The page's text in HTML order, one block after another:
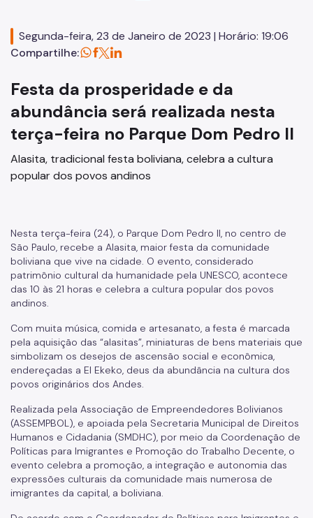
Egressos e Familiares
Imigrantes e Trabalho Decente
Juventude
LGBTI+
Mulheres
Pessoas Desaparecidas
Políticas sobre Drogas
População em Situação de Rua
Povos Indígenas
Promoção e Defesa dos Direitos Humanos
Prêmios
Parcerias
Fundos Vinculados
Fundo de Abastecimento Alimentar de São Paulo - FAASP
Fundo Municipal de Combate à Fome - FUMCAF
Segunda-feira, 23 de Janeiro de 2023 | Horário: 19:06
Compartilhe:
Festa da prosperidade e da
abundância será realizada nesta
terça-feira no Parque Dom Pedro II
Alasita, tradicional festa boliviana, celebra a cultura
popular dos povos andinos
Nesta terça-feira (24), o Parque Dom Pedro II, no centro de
São Paulo, recebe a Alasita, maior festa da comunidade
boliviana que vive na cidade. O evento, considerado
patrimônio cultural da humanidade pela UNESCO, acontece
das 10 às 21 horas e celebra a cultura popular dos povos
andinos.
Com muita música, comida e artesanato, a festa é marcada
pela aquisição das “alasitas”, miniaturas de bens materiais que
simbolizam os desejos de ascensão social e econômica,
endereçadas a El Ekeko, deus da abundância na cultura dos
povos originários dos Andes.
Realizada pela Associação de Empreendedores Bolivianos
(ASSEMPBOL), e apoiada pela Secretaria Municipal de Direitos
Humanos e Cidadania (SMDHC), por meio da Coordenação de
Políticas para Imigrantes e Promoção do Trabalho Decente, o
evento celebra a promoção, a integração e autonomia das
expressões culturais da comunidade mais numerosa de
imigrantes da capital, a boliviana.